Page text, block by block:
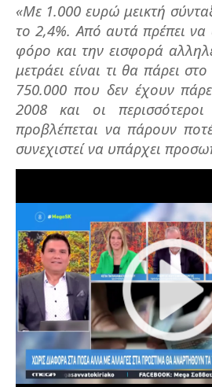
«Με 1.000 ευρώ μεικτή
το 2,4%. Από αυτά πρέπει να
φόρο και την εισφορά
μετράει είναι τι θα πάρει
750.000 που δεν έχουν
2008 και οι
προβλέπεται να πάρουν
συνεχιστεί να υπάρχει